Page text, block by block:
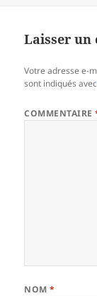
Laisser un
Votre adresse e-
sont indiqués
COMMENTAIRE
NOM*